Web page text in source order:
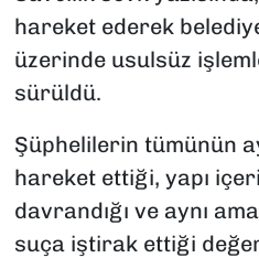
hareket ederek
üzerinde usulsüz
sürüldü.
Şüphelilerin tümünün
hareket ettiği, yapı
davrandığı ve aynı
suça iştirak ettiği